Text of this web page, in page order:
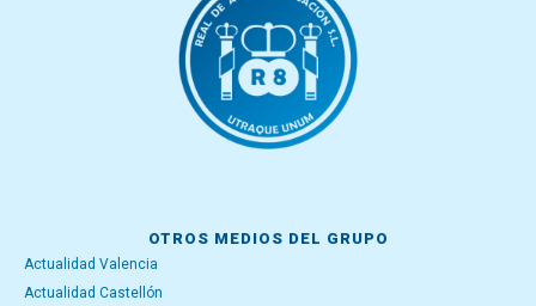
OTROS MEDIOS DEL GRUPO
Actualidad Valencia
Actualidad Castellón